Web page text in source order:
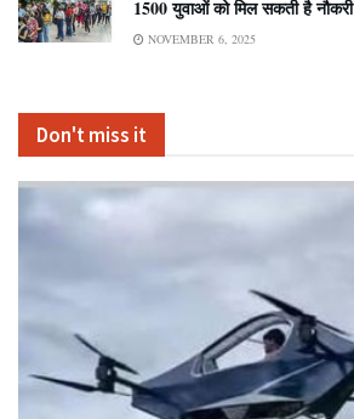
1500 युवाओं को मिल सकती है नौकरी
NOVEMBER 6, 2025
Don't miss it